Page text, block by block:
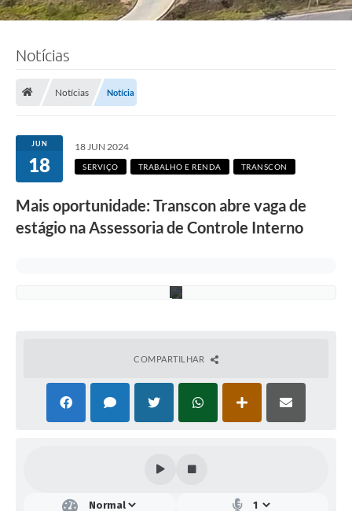
Notícias
Notícias Notícia
JUN
18
18 JUN 2024
SERVIÇO TRABALHO E RENDA TRANSCON
Mais oportunidade: Transcon abre vaga de
estágio na Assessoria de Controle Interno
o
t
r
t
s
COMPARTILHAR